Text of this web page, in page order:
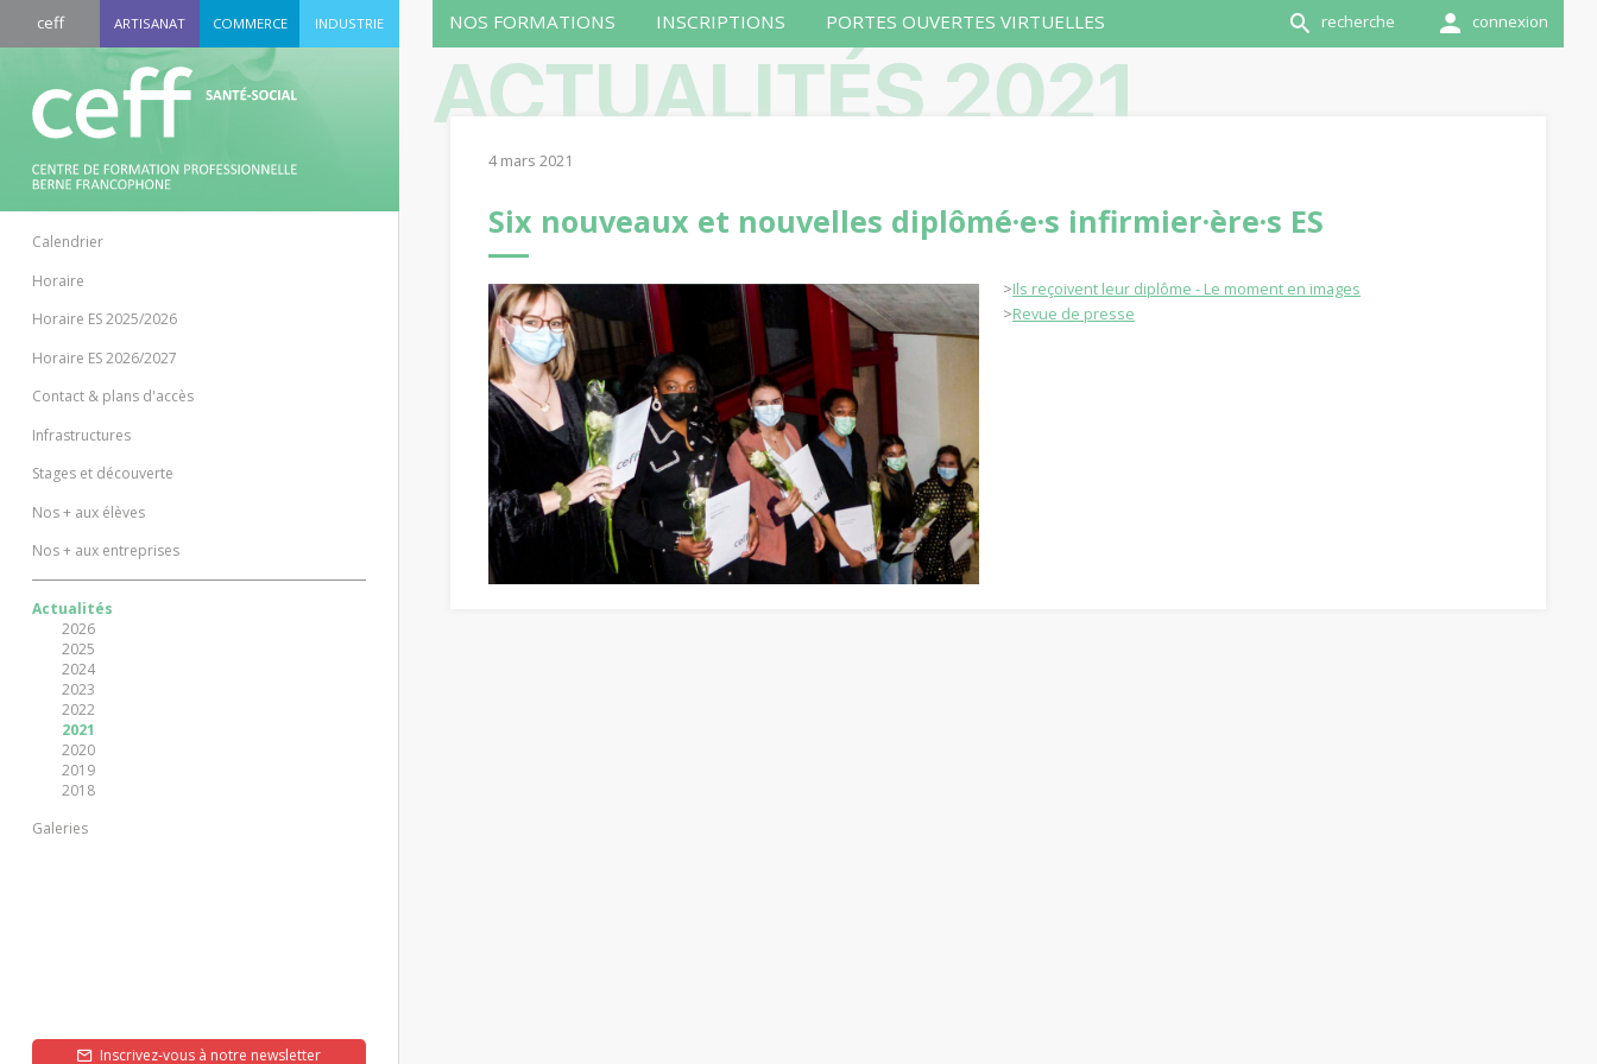
recherche connexion
NOS FORMATIONS INSCRIPTIONS PORTES OUVERTES VIRTUELLES
ACTUALITÉS 2021
4 mars 2021
Six nouveaux et nouvelles diplômé·e·s infirmier·ère·s ES
>Ils reçoivent leur diplôme - Le moment en images
>Revue de presse
ceff ARTISANAT COMMERCE INDUSTRIE
Calendrier
Horaire
Horaire ES 2025/2026
Horaire ES 2026/2027
Contact & plans d'accès
Infrastructures
Stages et découverte
Nos + aux élèves
Nos + aux entreprises
Actualités
2026
2025
2024
2023
2022
2021
2020
2019
2018
Galeries
Inscrivez-vous à notre newsletter